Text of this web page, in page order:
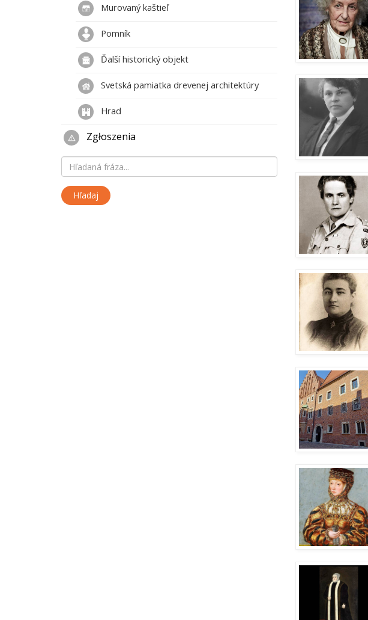
Murovaný kaštieľ
Pomník
Ďalší historický objekt
Svetská pamiatka drevenej architektúry
Hrad
Zgłoszenia